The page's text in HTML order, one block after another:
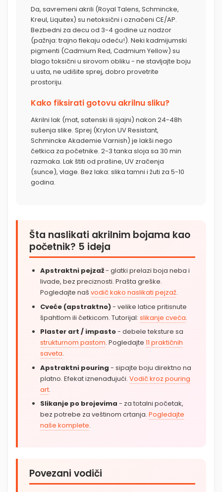
Da, savremeni akrili (Royal Talens, Schmincke,
Kreul, Liquitex) su netoksični i označeni CE/AP.
Bezbedni za decu od 3-4 godine uz nadzor
(pažnja: trajno flekaju odeću!). Neki kadmijumski
pigmenti (Cadmium Red, Cadmium Yellow) su
blago toksični u sirovom obliku - ne stavljajte boju
u usta, ne udišite sprej, dobro provetrite
prostoriju.
Kako fiksirati gotovu akrilnu sliku?
Akrilni lak (mat, satenski ili sjajni) nakon 24-48h
sušenja slike. Sprej (Krylon UV Resistant,
Schmincke Akademie Varnish) je lakši nego
četkica za početnike. 2-3 tanka sloja sa 30 min
razmaka. Lak štiti od prašine, UV zračenja
(sunce), vlage. Bez laka: slika tamni i žuti za 5-10
godina.
Šta naslikati akrilnim bojama kao
početnik? 5 ideja
Apstraktni pejzaž- glatki prelazi boja neba i
livade, bez preciznosti. Prašta greške.
Pogledajte naš vodič kako naslikati pejzaž.
Cveće (apstraktno)- velike latice pritisnute
špahtlom ili četkicom. Tutorijal: slikanje cveća.
Plaster art / impasto- debele teksture sa
strukturnom pastom. Pogledajte 11 praktičnih
saveta.
Apstraktni pouring - sipajte boju direktno na
platno. Efekat iznenađujući. Vodič kroz pouring
art.
Slikanje po brojevima - za totalni početak,
bez potrebe za veštinom crtanja. Pogledajte
naše komplete.
Povezani vodiči